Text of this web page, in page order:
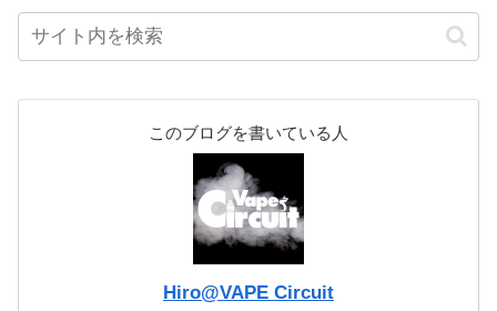
このブログを書いている人
Hiro@VAPE Circuit